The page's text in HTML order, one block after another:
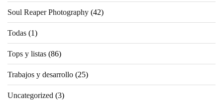
Soul Reaper Photography (42)
Todas (1)
Tops y listas (86)
Trabajos y desarrollo (25)
Uncategorized (3)